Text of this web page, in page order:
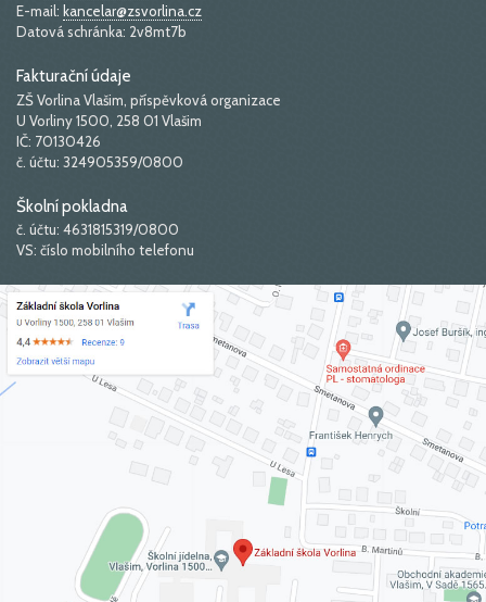
E-mail: kancelar@zsvorlina.cz
Datová schránka: 2v8mt7b
Fakturační údaje
ZŠ Vorlina Vlašim, příspěvková organizace
U Vorliny 1500, 258 01 Vlašim
IČ: 70130426
č. účtu: 324905359/0800
Školní pokladna
č. účtu: 4631815319/0800
VS: číslo mobilního telefonu